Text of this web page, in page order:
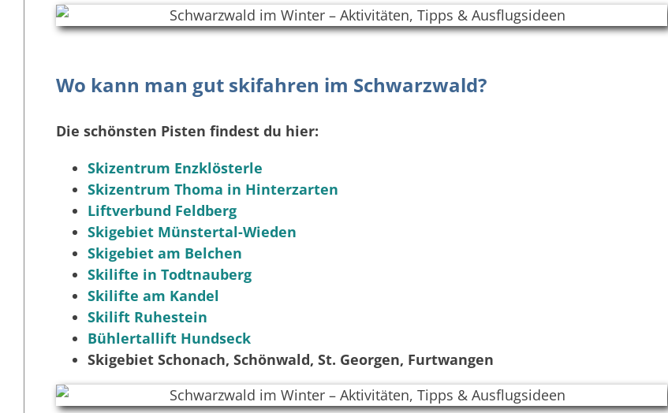
Wo kann man gut skifahren im Schwarzwald?
Die schönsten Pisten findest du hier:
Skizentrum Enzklösterle
Skizentrum Thoma in Hinterzarten
Liftverbund Feldberg
Skigebiet Münstertal-Wieden
Skigebiet am Belchen
Skilifte in Todtnauberg
Skilifte am Kandel
Skilift Ruhestein
Bühlertallift Hundseck
Skigebiet Schonach, Schönwald, St. Georgen, Furtwangen